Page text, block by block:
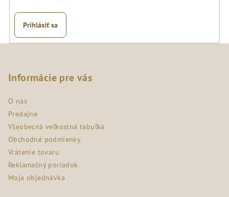
Prihlásiť sa
Informácie pre vás
O nás
Predajne
Všeobecná veľkostná tabuľka
Obchodné podmienky
Vrátenie tovaru
Reklamačný poriadok
Moja objednávka